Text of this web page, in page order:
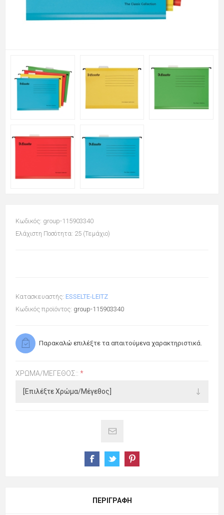
Κωδικός: group-115903340
Ελάχιστη Ποσότητα: 25 (Τεμάχιο)
Κατασκευαστής: ESSELTE-LEITZ
Κωδικός προϊόντος: group-115903340
Παρακαλώ επιλέξτε τα απαιτούμενα χαρακτηριστικά.
ΧΡΏΜΑ/ΜΈΓΕΘΟΣ:: *
ΠΕΡΙΓΡΑΦΉ